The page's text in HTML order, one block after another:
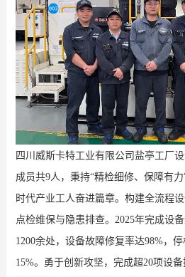
四川威斯卡特工业有限公司盐亭工厂
成员共9人，秉持“精检细修、保障有
时代产业工人奋进篇章。构建全流程
点检维保与隐患排查。 2025年完成设
1200余处，设备故障修复率达98%，停
15%。勇于创新攻坚，完成超20项设备